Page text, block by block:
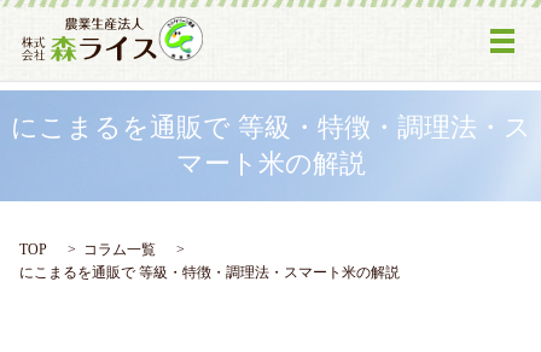
メ
にこまるを通販で 等級・特徴・調理法・ス
マート米の解説
TOP
コラム一覧
にこまるを通販で 等級・特徴・調理法・スマート米の解説